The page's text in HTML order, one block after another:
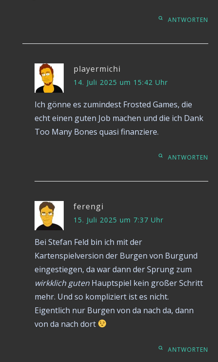
ANTWORTEN
playermichi
14. Juli 2025 um 15:42 Uhr
Ich gönne es zumindest Frosted Games, die
echt einen guten Job machen und die ich Dank
Too Many Bones quasi finanziere.
ANTWORTEN
ferengi
15. Juli 2025 um 7:37 Uhr
Bei Stefan Feld bin ich mit der
Kartenspielversion der Burgen von Burgund
eingestiegen, da war dann der Sprung zum
wirkklich guten Hauptspiel kein großer Schritt
mehr. Und so kompliziert ist es nicht.
Eigentlich nur Burgen von da nach da, dann
von da nach dort
ANTWORTEN